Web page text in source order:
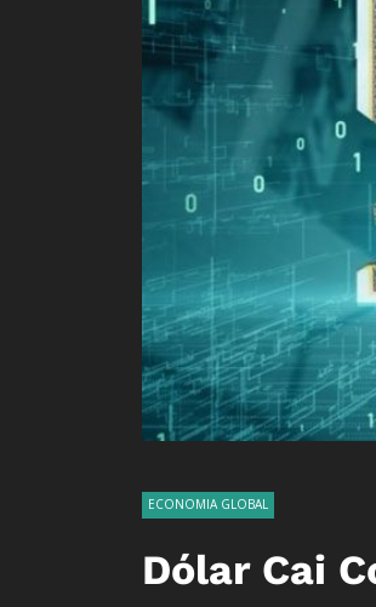
ECONOMIA GLOBAL
Dólar Cai